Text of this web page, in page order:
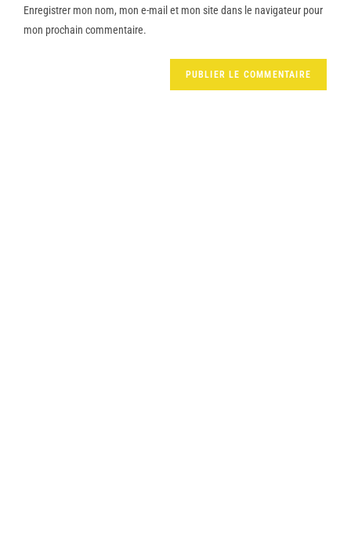
Enregistrer mon nom, mon e-mail et mon site dans le navigateur pour
mon prochain commentaire.